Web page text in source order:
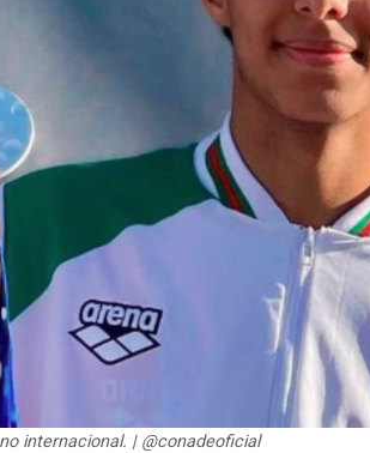
internacional. | @conadeoficial